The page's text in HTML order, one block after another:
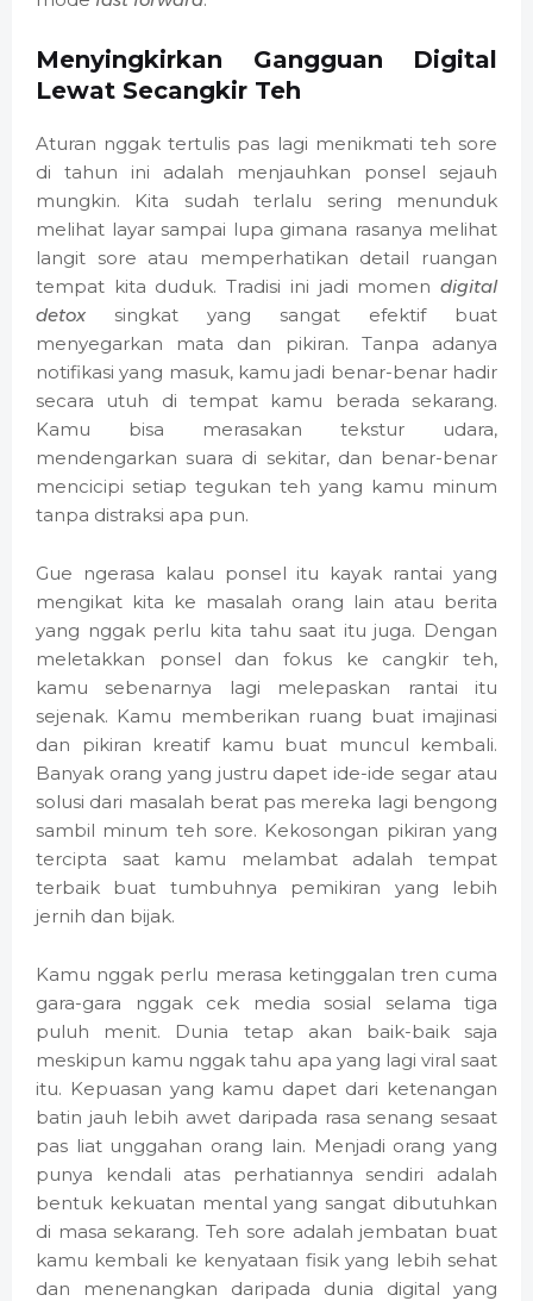
Menyingkirkan Gangguan Digital
Lewat Secangkir Teh
Aturan nggak tertulis pas lagi menikmati teh sore
di tahun ini adalah menjauhkan ponsel sejauh
mungkin. Kita sudah terlalu sering menunduk
melihat layar sampai lupa gimana rasanya melihat
langit sore atau memperhatikan detail ruangan
tempat kita duduk. Tradisi ini jadi momen digital
detox singkat yang sangat efektif buat
menyegarkan mata dan pikiran. Tanpa adanya
notifikasi yang masuk, kamu jadi benar-benar hadir
secara utuh di tempat kamu berada sekarang.
Kamu bisa merasakan tekstur udara,
mendengarkan suara di sekitar, dan benar-benar
mencicipi setiap tegukan teh yang kamu minum
tanpa distraksi apa pun.
Gue ngerasa kalau ponsel itu kayak rantai yang
mengikat kita ke masalah orang lain atau berita
yang nggak perlu kita tahu saat itu juga. Dengan
meletakkan ponsel dan fokus ke cangkir teh,
kamu sebenarnya lagi melepaskan rantai itu
sejenak. Kamu memberikan ruang buat imajinasi
dan pikiran kreatif kamu buat muncul kembali.
Banyak orang yang justru dapet ide-ide segar atau
solusi dari masalah berat pas mereka lagi bengong
sambil minum teh sore. Kekosongan pikiran yang
tercipta saat kamu melambat adalah tempat
terbaik buat tumbuhnya pemikiran yang lebih
jernih dan bijak.
Kamu nggak perlu merasa ketinggalan tren cuma
gara-gara nggak cek media sosial selama tiga
puluh menit. Dunia tetap akan baik-baik saja
meskipun kamu nggak tahu apa yang lagi viral saat
itu. Kepuasan yang kamu dapet dari ketenangan
batin jauh lebih awet daripada rasa senang sesaat
pas liat unggahan orang lain. Menjadi orang yang
punya kendali atas perhatiannya sendiri adalah
bentuk kekuatan mental yang sangat dibutuhkan
di masa sekarang. Teh sore adalah jembatan buat
kamu kembali ke kenyataan fisik yang lebih sehat
dan menenangkan daripada dunia digital yang